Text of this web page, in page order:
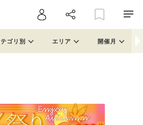
ゴリ別 エリア 開催月